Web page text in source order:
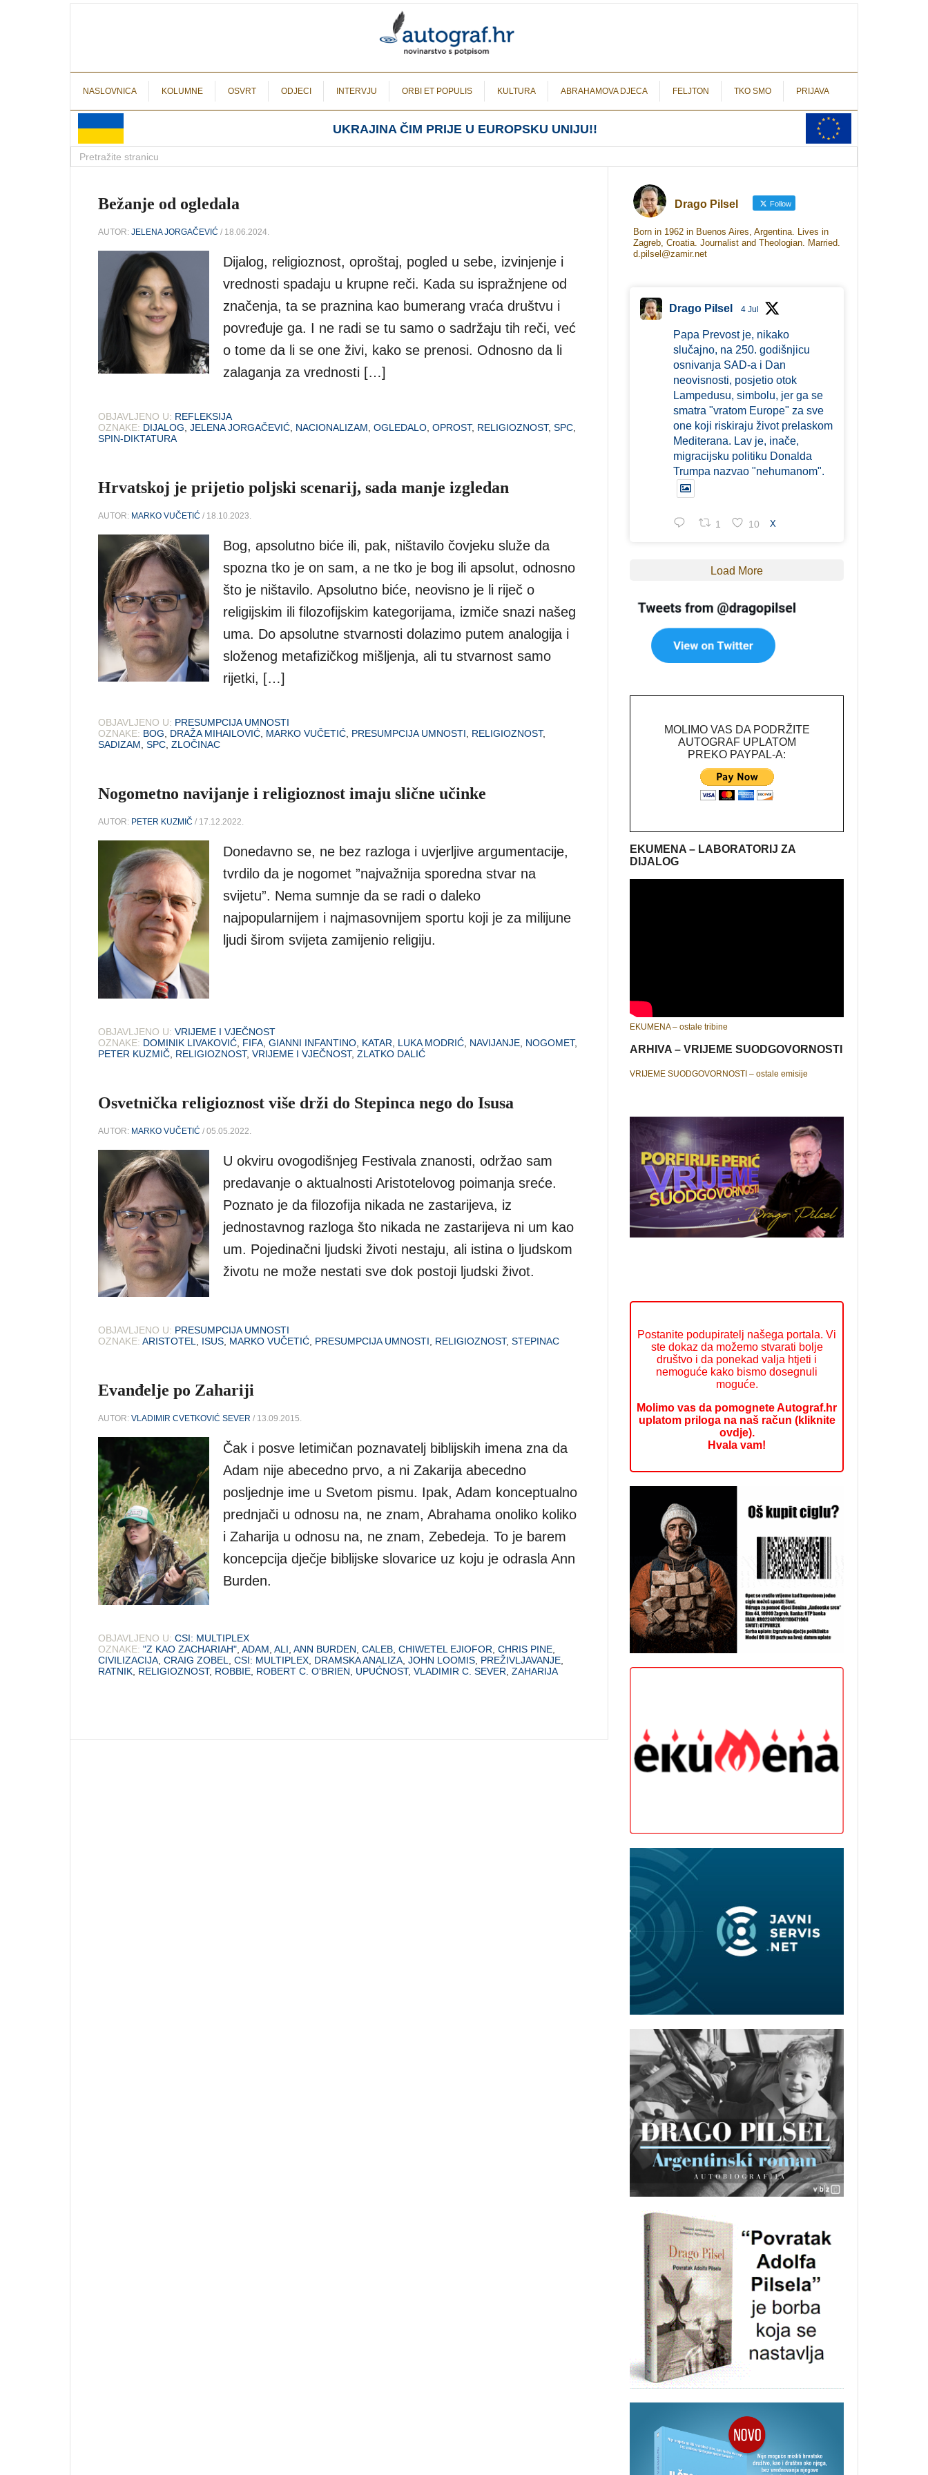
NASLOVNICA KOLUMNE OSVRT ODJECI INTERVJU ORBI ET POPULIS KULTURA ABRAHAMOVA DJECA FELJTON TKO SMO PRIJAVA
UKRAJINA ČIM PRIJE U EUROPSKU UNIJU!!
Bežanje od ogledala
AUTOR: JELENA JORGAČEVIĆ / 18.06.2024.
Dijalog, religioznost, oproštaj, pogled u sebe, izvinjenje i
vrednosti spadaju u krupne reči. Kada su ispražnjene od
značenja, ta se praznina kao bumerang vraća društvu i
povređuje ga. I ne radi se tu samo o sadržaju tih reči, već
o tome da li se one živi, kako se prenosi. Odnosno da li
zalaganja za vrednosti […]
OBJAVLJENO U: REFLEKSIJA
OZNAKE: DIJALOG JELENA JORGAČEVIĆ NACIONALIZAM OGLEDALO OPROST, RELIGIOZNOST, SPC
SPIN-DIKTATURA
Hrvatskoj je prijetio poljski scenarij, sada manje izgledan
AUTOR: MARKO VUČETIĆ / 18.10.2023.
Bog, apsolutno biće ili, pak, ništavilo čovjeku služe da
spozna tko je on sam, a ne tko je bog ili apsolut, odnosno
što je ništavilo. Apsolutno biće, neovisno je li riječ o
religijskim ili filozofijskim kategorijama, izmiče snazi našeg
uma. Do apsolutne stvarnosti dolazimo putem analogija i
složenog metafizičkog mišljenja, ali tu stvarnost samo
rijetki, […]
OBJAVLJENO U: PRESUMPCIJA UMNOSTI
OZNAKE: BOG DRAŽA MIHAILOVIĆ MARKO VUČETIĆ PRESUMPCIJA UMNOSTI RELIGIOZNOST,
SADIZAM SPC ZLOČINAC
Nogometno navijanje i religioznost imaju slične učinke
AUTOR: PETER KUZMIČ / 17.12.2022.
Donedavno se, ne bez razloga i uvjerljive argumentacije,
tvrdilo da je nogomet ”najvažnija sporedna stvar na
svijetu”. Nema sumnje da se radi o daleko
najpopularnijem i najmasovnijem sportu koji je za milijune
ljudi širom svijeta zamijenio religiju.
OBJAVLJENO U: VRIJEME I VJEČNOST
OZNAKE: DOMINIK LIVAKOVIĆ FIFA GIANNI INFANTINO KATAR LUKA MODRIĆ NAVIJANJE NOGOMET,
PETER KUZMIČ RELIGIOZNOST, VRIJEME I VJEČNOST, ZLATKO DALIĆ
Osvetnička religioznost više drži do Stepinca nego do Isusa
AUTOR: MARKO VUČETIĆ / 05.05.2022.
U okviru ovogodišnjeg Festivala znanosti, održao sam
predavanje o aktualnosti Aristotelovog poimanja sreće.
Poznato je da filozofija nikada ne zastarijeva, iz
jednostavnog razloga što nikada ne zastarijeva ni um kao
um. Pojedinačni ljudski životi nestaju, ali istina o ljudskom
životu ne može nestati sve dok postoji ljudski život.
OBJAVLJENO U: PRESUMPCIJA UMNOSTI
OZNAKE: ARISTOTEL ISUS MARKO VUČETIĆ PRESUMPCIJA UMNOSTI RELIGIOZNOST, STEPINAC
Evanđelje po Zahariji
AUTOR: VLADIMIR CVETKOVIĆ SEVER / 13.09.2015.
Čak i posve letimičan poznavatelj biblijskih imena zna da
Adam nije abecedno prvo, a ni Zakarija abecedno
posljednje ime u Svetom pismu. Ipak, Adam konceptualno
prednjači u odnosu na, ne znam, Abrahama onoliko koliko
i Zaharija u odnosu na, ne znam, Zebedeja. To je barem
koncepcija dječje biblijske slovarice uz koju je odrasla Ann
Burden.
OBJAVLJENO U: CSI: MULTIPLEX
OZNAKE: "Z KAO ZACHARIAH" ADAM ALI ANN BURDEN CALEB CHIWETEL EJIOFOR CHRIS PINE
CIVILIZACIJA CRAIG ZOBEL CSI: MULTIPLEX DRAMSKA ANALIZA JOHN LOOMIS PREŽIVLJAVANJE
RATNIK RELIGIOZNOST, ROBBIE ROBERT C. O'BRIEN UPUĆNOST, VLADIMIR C. SEVER ZAHARIJA
Drago Pilsel Follow
Born in 1962 in Buenos Aires, Argentina. Lives in
Zagreb, Croatia. Journalist and Theologian. Married.
d.pilsel@zamir.net
Drago Pilsel 4 Jul
Papa Prevost je, nikako
slučajno, na 250. godišnjicu
osnivanja SAD-a i Dan
neovisnosti, posjetio otok
Lampedusu, simbolu, jer ga se
smatra "vratom Europe" za sve
one koji riskiraju život prelaskom
Mediterana. Lav je, inače,
migracijsku politiku Donalda
Trumpa nazvao "nehumanom".
1 10 X
Load More
MOLIMO VAS DA PODRŽITE
AUTOGRAF UPLATOM
PREKO PAYPAL-A:
EKUMENA – LABORATORIJ ZA
DIJALOG
EKUMENA – ostale tribine
ARHIVA – VRIJEME SUODGOVORNOSTI
VRIJEME SUODGOVORNOSTI – ostale emisije
Postanite podupiratelj našega portala. Vi
ste dokaz da možemo stvarati bolje
društvo i da ponekad valja htjeti i
nemoguće kako bismo dosegnuli
moguće.
Molimo vas da pomognete Autograf.hr
uplatom priloga na naš račun (kliknite
ovdje).
Hvala vam!